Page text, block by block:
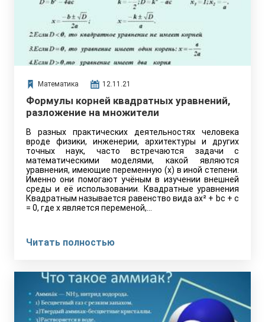
Математика 12.11.21
Формулы корней квадратных уравнений,
разложение на множители
В разных практических деятельностях человека
вроде физики, инженерии, архитектуры и других
точных наук, часто встречаются задачи с
математическими моделями, какой являются
уравнения, имеющие переменную (x) в иной степени.
Именно они помогают учёным в изучении внешней
среды и её использовании. Квадратные уравнения
Квадратным называется равенство вида ax² + bc + c
= 0, где x является переменой,…
Читать полностью